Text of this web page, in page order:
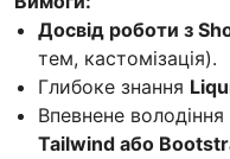
Досвід роботи з
тем, кастомізація).
Глибоке знання
Впевнене володіння
Tailwind або